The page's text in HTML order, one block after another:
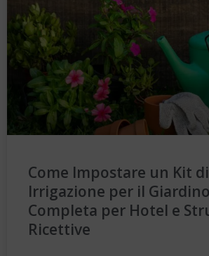
Come Impostare un Kit di
Irrigazione per il
Completa per Hotel e
Ricettive